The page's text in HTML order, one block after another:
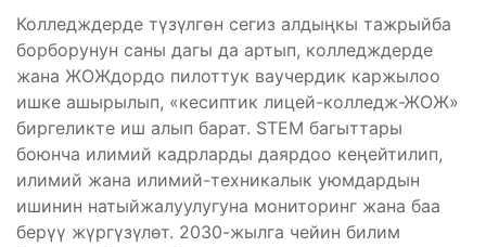
Колледждерде түзүлгөн сегиз алдыңкы тажрыйба
борборунун саны дагы да артып, колледждерде
жана ЖОЖдордо пилоттук ваучердик каржылоо
ишке ашырылып, «кесиптик лицей-колледж-ЖОЖ»
биргеликте иш алып барат. STEM багыттары
боюнча илимий кадрларды даярдоо кеңейтилип,
илимий жана илимий-техникалык уюмдардын
ишинин натыйжалуулугуна мониторинг жана баа
берүү жүргүзүлөт. 2030-жылга чейин билим